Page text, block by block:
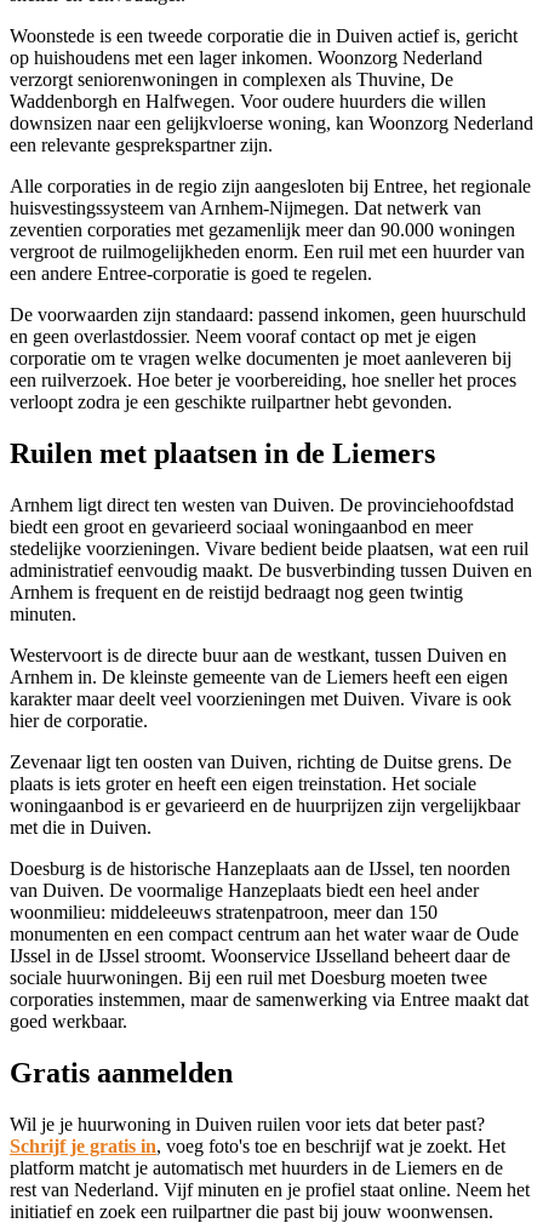
Woonstede is een tweede corporatie die in Duiven actief is, gericht
op huishoudens met een lager inkomen. Woonzorg Nederland
verzorgt seniorenwoningen in complexen als Thuvine, De
Waddenborgh en Halfwegen. Voor oudere huurders die willen
downsizen naar een gelijkvloerse woning, kan Woonzorg Nederland
een relevante gesprekspartner zijn.
Alle corporaties in de regio zijn aangesloten bij Entree, het regionale
huisvestingssysteem van Arnhem-Nijmegen. Dat netwerk van
zeventien corporaties met gezamenlijk meer dan 90.000 woningen
vergroot de ruilmogelijkheden enorm. Een ruil met een huurder van
een andere Entree-corporatie is goed te regelen.
De voorwaarden zijn standaard: passend inkomen, geen huurschuld
en geen overlastdossier. Neem vooraf contact op met je eigen
corporatie om te vragen welke documenten je moet aanleveren bij
een ruilverzoek. Hoe beter je voorbereiding, hoe sneller het proces
verloopt zodra je een geschikte ruilpartner hebt gevonden.
Ruilen met plaatsen in de Liemers
Arnhem ligt direct ten westen van Duiven. De provinciehoofdstad
biedt een groot en gevarieerd sociaal woningaanbod en meer
stedelijke voorzieningen. Vivare bedient beide plaatsen, wat een ruil
administratief eenvoudig maakt. De busverbinding tussen Duiven en
Arnhem is frequent en de reistijd bedraagt nog geen twintig
minuten.
Westervoort is de directe buur aan de westkant, tussen Duiven en
Arnhem in. De kleinste gemeente van de Liemers heeft een eigen
karakter maar deelt veel voorzieningen met Duiven. Vivare is ook
hier de corporatie.
Zevenaarligt ten oosten van Duiven, richting de Duitse grens. De
plaats is iets groter en heeft een eigen treinstation. Het sociale
woningaanbod is er gevarieerd en de huurprijzen zijn vergelijkbaar
met die in Duiven.
Doesburg is de historische Hanzeplaats aan de IJssel, ten noorden
van Duiven. De voormalige Hanzeplaats biedt een heel ander
woonmilieu: middeleeuws stratenpatroon, meer dan 150
monumenten en een compact centrum aan het water waar de Oude
IJssel in de IJssel stroomt. Woonservice IJsselland beheert daar de
sociale huurwoningen. Bij een ruil met Doesburg moeten twee
corporaties instemmen, maar de samenwerking via Entree maakt dat
goed werkbaar.
Gratis aanmelden
Wil je je huurwoning in Duiven ruilen voor iets dat beter past?
Schrijf je gratis in, voeg foto's toe en beschrijf wat je zoekt. Het
platform matcht je automatisch met huurders in de Liemers en de
rest van Nederland. Vijf minuten en je profiel staat online. Neem het
initiatief en zoek een ruilpartner die past bij jouw woonwensen.